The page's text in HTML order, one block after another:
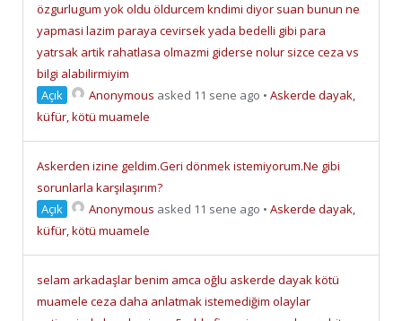
özgurlugum yok oldu öldurcem kndimi diyor suan bunun ne
yapmasi lazim paraya cevirsek yada bedelli gibi para
yatrsak artik rahatlasa olmazmi giderse nolur sizce ceza vs
bilgi alabilirmiyim
Açık
Anonymous asked 11 sene ago • Askerde dayak,
küfür, kötü muamele
Askerden izine geldim.Geri dönmek istemiyorum.Ne gibi
sorunlarla karşılaşırım?
Açık
Anonymous asked 11 sene ago • Askerde dayak,
küfür, kötü muamele
selam arkadaşlar benim amca oğlu askerde dayak kötü
muamele ceza daha anlatmak istemediğim olaylar